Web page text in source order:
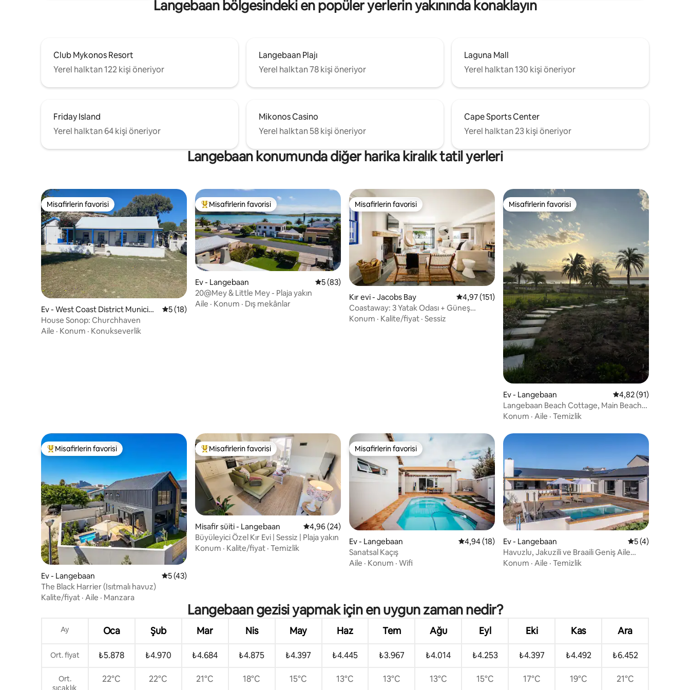
Langebaan bölgesindeki en popüler yerlerin yakınında konaklayın
Club Mykonos Resort
Yerel halktan 122 kişi öneriyor
Langebaan Plajı
Yerel halktan 78 kişi öneriyor
Laguna Mall
Yerel halktan 130 kişi öneriyor
Friday Island
Yerel halktan 64 kişi öneriyor
Mikonos Casino
Yerel halktan 58 kişi öneriyor
Cape Sports Center
Yerel halktan 23 kişi öneriyor
Langebaan konumunda diğer harika kiralık tatil yerleri
Misafirlerin favorisi
Misafirlerin favorisi
Ev - West Coast District Municipa
lity
5 üzerinden ortalama 5 puan, 18 değerlendirme
5 (18)
House Sonop: Churchhaven
Aile · Konum · Konukseverlik
Misafirlerin favorilerinden en beğenilenler arasında
Misafirlerin favorisi
Ev - Langebaan 5 üzerinden ortalama 5 puan, 83 değerlendirme
5 (83)
20@Mey & Little Mey - Plaja yakın
Aile · Konum · Dış mekânlar
Misafirlerin favorisi
Misafirlerin favorisi
Kır evi - Jacobs Bay 5 üzerinden ortalama 4,97 puan, 151 değerlendirme
4,97 (151)
Coastaway: 3 Yatak Odası + Güneş
Enerjisi
Konum · Kalite/fiyat · Sessiz
Misafirlerin favorisi
Misafirlerin favorisi
Ev - Langebaan 5 üzerinden
4,82 (91)
Langebaan Beach Cottage, Main Beach,
Langebaan
Konum · Aile · Temizlik
Misafirlerin favorilerinden en beğenilenler arasında
Misafirlerin favorisi
Ev - Langebaan 5 üzerinden ortalama 5 puan, 43 değerlendirme
5 (43)
The Black Harrier (Isıtmalı havuz)
Kalite/fiyat · Aile · Manzara
Misafirlerin favorilerinden en beğenilenler arasında
Misafirlerin favorisi
Misafir süiti - Langebaan 5 üzerinden ortalama 4,96 puan, 24 değerlendirme
4,96 (24)
Büyüleyici Özel Kır Evi | Sessiz | Plaja yakın
Konum · Kalite/fiyat · Temizlik
Misafirlerin favorisi
Misafirlerin favorisi
Ev - Langebaan 5 üzerinden ortalama 4,94 puan, 18 değerlendirme
4,94 (18)
Sanatsal Kaçış
Aile · Konum · Wifi
Ev - Langebaan 5 üzerinden
5 (4)
Havuzlu, Jakuzili ve Braaili Geniş Aile
İnzivası
Konum · Aile · Temizlik
Langebaan gezisi yapmak için en uygun zaman nedir?
Ay Oca Şub Mar Nis May Haz Tem Ağu Eyl Eki Kas Ara
Ort. fiyat ₺5.878 ₺4.970 ₺4.684 ₺4.875 ₺4.397 ₺4.445 ₺3.967 ₺4.014 ₺4.253 ₺4.397 ₺4.492 ₺6.452
Ort.
22°C 22°C 21°C 18°C 15°C 13°C 13°C 13°C 15°C 17°C 19°C 21°C